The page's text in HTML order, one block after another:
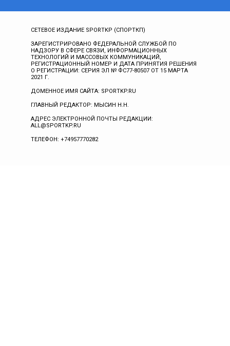
СЕТЕВОЕ ИЗДАНИЕ SPORTKP (СПОРТКП)
ЗАРЕГИСТРИРОВАНО ФЕДЕРАЛЬНОЙ СЛУЖБОЙ ПО
НАДЗОРУ В СФЕРЕ СВЯЗИ, ИНФОРМАЦИОННЫХ
ТЕХНОЛОГИЙ И МАССОВЫХ КОММУНИКАЦИЙ,
РЕГИСТРАЦИОННЫЙ НОМЕР И ДАТА ПРИНЯТИЯ РЕШЕНИЯ
О РЕГИСТРАЦИИ: СЕРИЯ ЭЛ № ФС77-80507 ОТ 15 МАРТА
2021 Г.
ДОМЕННОЕ ИМЯ САЙТА: SPORTKP.RU
ГЛАВНЫЙ РЕДАКТОР: МЫСИН Н.Н.
АДРЕС ЭЛЕКТРОННОЙ ПОЧТЫ РЕДАКЦИИ:
ALL@SPORTKP.RU
ТЕЛЕФОН: +74957770282